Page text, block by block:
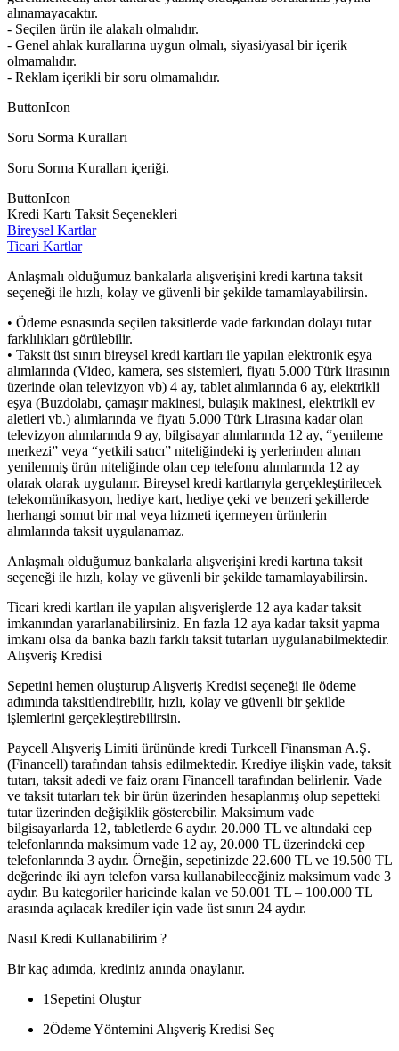
alınamayacaktır.
- Seçilen ürün ile alakalı olmalıdır.
- Genel ahlak kurallarına uygun olmalı, siyasi/yasal bir içerik
olmamalıdır.
- Reklam içerikli bir soru olmamalıdır.
ButtonIcon
Soru Sorma Kuralları
Soru Sorma Kuralları içeriği.
ButtonIcon
Kredi Kartı Taksit Seçenekleri
Bireysel Kartlar
Ticari Kartlar
Anlaşmalı olduğumuz bankalarla alışverişini kredi kartına taksit
seçeneği ile hızlı, kolay ve güvenli bir şekilde tamamlayabilirsin.
• Ödeme esnasında seçilen taksitlerde vade farkından dolayı tutar
farklılıkları görülebilir.
• Taksit üst sınırı bireysel kredi kartları ile yapılan elektronik eşya
alımlarında (Video, kamera, ses sistemleri, fiyatı 5.000 Türk lirasının
üzerinde olan televizyon vb) 4 ay, tablet alımlarında 6 ay, elektrikli
eşya (Buzdolabı, çamaşır makinesi, bulaşık makinesi, elektrikli ev
aletleri vb.) alımlarında ve fiyatı 5.000 Türk Lirasına kadar olan
televizyon alımlarında 9 ay, bilgisayar alımlarında 12 ay, “yenileme
merkezi” veya “yetkili satıcı” niteliğindeki iş yerlerinden alınan
yenilenmiş ürün niteliğinde olan cep telefonu alımlarında 12 ay
olarak olarak uygulanır. Bireysel kredi kartlarıyla gerçekleştirilecek
telekomünikasyon, hediye kart, hediye çeki ve benzeri şekillerde
herhangi somut bir mal veya hizmeti içermeyen ürünlerin
alımlarında taksit uygulanamaz.
Anlaşmalı olduğumuz bankalarla alışverişini kredi kartına taksit
seçeneği ile hızlı, kolay ve güvenli bir şekilde tamamlayabilirsin.
Ticari kredi kartları ile yapılan alışverişlerde 12 aya kadar taksit
imkanından yararlanabilirsiniz. En fazla 12 aya kadar taksit yapma
imkanı olsa da banka bazlı farklı taksit tutarları uygulanabilmektedir.
Alışveriş Kredisi
Sepetini hemen oluşturup Alışveriş Kredisi seçeneği ile ödeme
adımında taksitlendirebilir, hızlı, kolay ve güvenli bir şekilde
işlemlerini gerçekleştirebilirsin.
Paycell Alışveriş Limiti ürününde kredi Turkcell Finansman A.Ş.
(Financell) tarafından tahsis edilmektedir. Krediye ilişkin vade, taksit
tutarı, taksit adedi ve faiz oranı Financell tarafından belirlenir. Vade
ve taksit tutarları tek bir ürün üzerinden hesaplanmış olup sepetteki
tutar üzerinden değişiklik gösterebilir. Maksimum vade
bilgisayarlarda 12, tabletlerde 6 aydır. 20.000 TL ve altındaki cep
telefonlarında maksimum vade 12 ay, 20.000 TL üzerindeki cep
telefonlarında 3 aydır. Örneğin, sepetinizde 22.600 TL ve 19.500 TL
değerinde iki ayrı telefon varsa kullanabileceğiniz maksimum vade 3
aydır. Bu kategoriler haricinde kalan ve 50.001 TL – 100.000 TL
arasında açılacak krediler için vade üst sınırı 24 aydır.
Nasıl Kredi Kullanabilirim ?
Bir kaç adımda, krediniz anında onaylanır.
1Sepetini Oluştur
2Ödeme Yöntemini Alışveriş Kredisi Seç